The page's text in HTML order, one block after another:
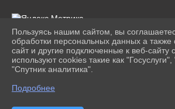
2026 г. konlib.ru
Вход
Карта сайта
Сделано на KubCMS
Пользуясь нашим сайтом, вы
обработки персональных данных а также
сайт и другие подключенные к веб-сайту
используют cookies такие как "Госуслуги",
"Спутник аналитика".
Подробнее